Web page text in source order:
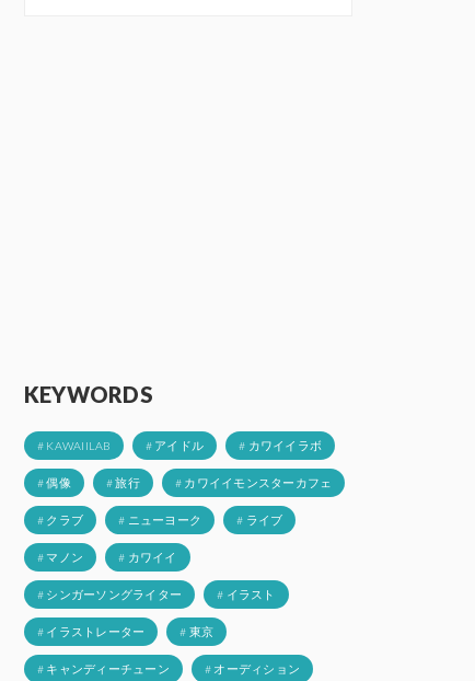
KEYWORDS
# KAWAIILAB # アイドル # カワイイラボ
# 偶像 # 旅行 # カワイイモンスターカフェ
# クラブ # ニューヨーク # ライブ
# マノン # カワイイ
# シンガーソングライター # イラスト
# イラストレーター # 東京
# キャンディーチューン # オーディション